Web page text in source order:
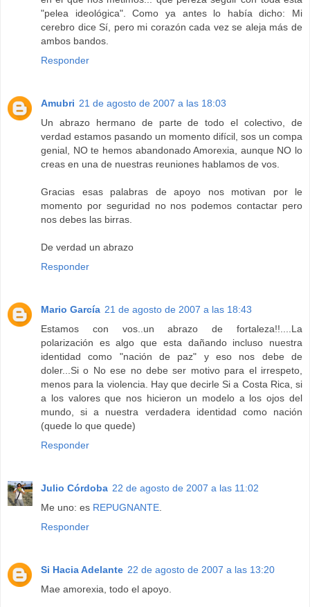
"pelea ideológica". Como ya antes lo había dicho: Mi
cerebro dice Sí, pero mi corazón cada vez se aleja más de
ambos bandos.
Responder
Amubri 21 de agosto de 2007 a las 18:03
Un abrazo hermano de parte de todo el colectivo, de
verdad estamos pasando un momento difícil, sos un compa
genial, NO te hemos abandonado Amorexia, aunque NO lo
creas en una de nuestras reuniones hablamos de vos.
Gracias esas palabras de apoyo nos motivan por le
momento por seguridad no nos podemos contactar pero
nos debes las birras.
De verdad un abrazo
Responder
Mario García 21 de agosto de 2007 a las 18:43
Estamos con vos..un abrazo de fortaleza!!....La
polarización es algo que esta dañando incluso nuestra
identidad como "nación de paz" y eso nos debe de
doler...Si o No ese no debe ser motivo para el irrespeto,
menos para la violencia. Hay que decirle Si a Costa Rica, si
a los valores que nos hicieron un modelo a los ojos del
mundo, si a nuestra verdadera identidad como nación
(quede lo que quede)
Responder
Julio Córdoba 22 de agosto de 2007 a las 11:02
Me uno: es REPUGNANTE
Responder
Si Hacia Adelante 22 de agosto de 2007 a las 13:20
Mae amorexia, todo el apoyo.